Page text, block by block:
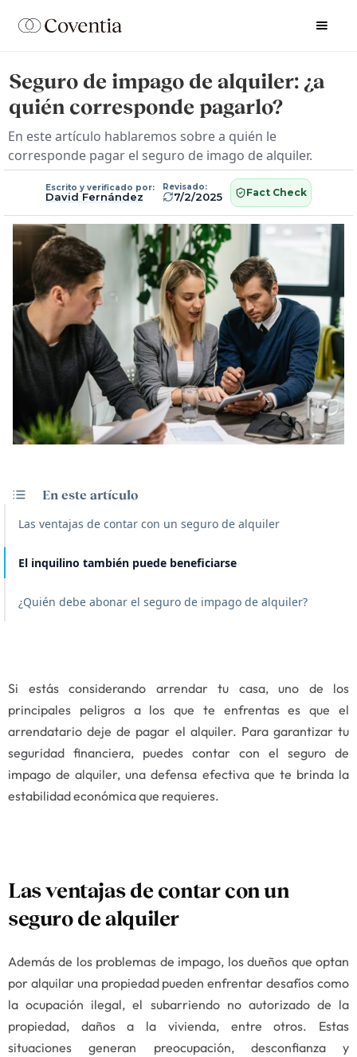
Seguro de impago de alquiler: ¿a
quién corresponde pagarlo?
En este artículo hablaremos sobre a quién le
corresponde pagar el seguro de imago de alquiler.
Escrito y verificado por:
David Fernández
Revisado:
7/2/2025 Fact Check
En este artículo
Las ventajas de contar con un seguro de alquiler
El inquilino también puede beneficiarse
¿Quién debe abonar el seguro de impago de alquiler?
Si estás considerando arrendar tu casa, uno de los
principales peligros a los que te enfrentas es que el
arrendatario deje de pagar el alquiler. Para garantizar tu
seguridad financiera, puedes contar con el seguro de
impago de alquiler, una defensa efectiva que te brinda la
estabilidad económica que requieres.
Las ventajas de contar con un
seguro de alquiler
Además de los problemas de impago, los dueños que optan
por alquilar una propiedad pueden enfrentar desafíos como
la ocupación ilegal, el subarriendo no autorizado de la
propiedad, daños a la vivienda, entre otros. Estas
situaciones generan preocupación, desconfianza y